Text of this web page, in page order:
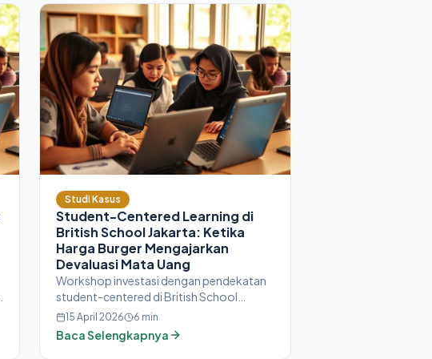
Studi Kasus
Student-Centered Learning di
British School Jakarta: Ketika
Harga Burger Mengajarkan
Devaluasi Mata Uang
Workshop investasi dengan pendekatan
student-centered di British School
Jakarta. Siswa langsung melihat
perubahan harga burger dari waktu ke
waktu dan memprediksi kapan nilai uang
15 April 2026 6 min
Baca Selengkapnya